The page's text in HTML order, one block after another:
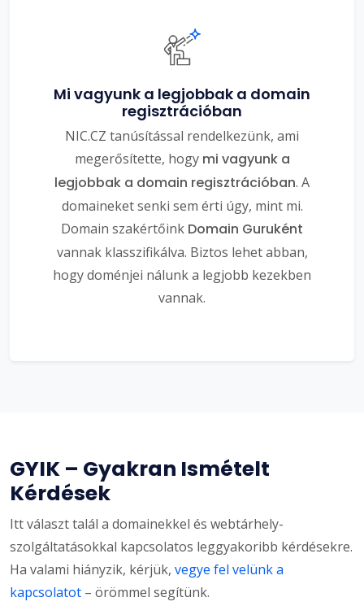
Mi vagyunk a legjobbak a domain
regisztrációban
NIC.CZ tanúsítással rendelkezünk, ami
megerősítette, hogy mi vagyunk a
legjobbak a domain regisztrációban. A
domaineket senki sem érti úgy, mint mi.
Domain szakértőink Domain Guruként
vannak klasszifikálva. Biztos lehet abban,
hogy doménjei nálunk a legjobb kezekben
vannak.
GYIK – Gyakran Ismételt
Kérdések
Itt választ talál a domainekkel és webtárhely-
szolgáltatásokkal kapcsolatos leggyakoribb kérdésekre.
Ha valami hiányzik, kérjük, vegye fel velünk a
kapcsolatot – örömmel segítünk.